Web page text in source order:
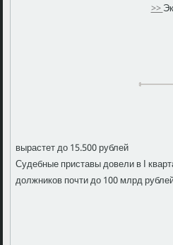
>>
вырастет до 15.500 рублей
Судебные приставы довели в I
должников почти до 100 млрд